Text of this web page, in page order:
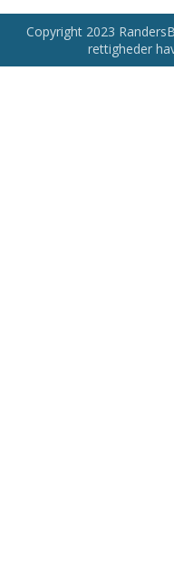
Copyright 2023
rettigheder